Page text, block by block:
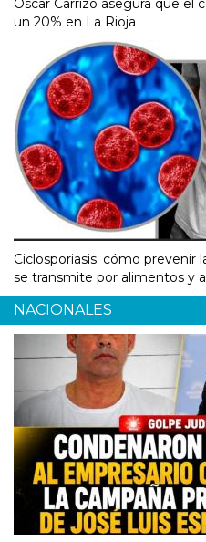
Óscar Carrizo asegura que el
un 20% en La Rioja
Ciclosporiasis: cómo prevenir
se transmite por alimentos y
NACIONALES